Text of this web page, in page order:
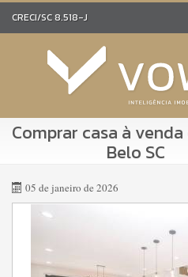
CRECI/SC 8.518-J
Comprar casa à
Belo SC
05 de janeiro de 2026